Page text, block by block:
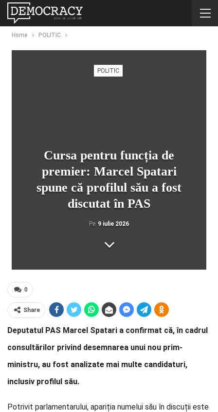
Home POLITIC
POLITIC
Cursa pentru funcția de
premier: Marcel Spatari
spune că profilul său a fost
discutat în PAS
Pe 9 iulie 2026
0
Share
Deputatul PAS Marcel Spatari a confirmat că, în cadrul
consultărilor privind desemnarea unui nou prim-
ministru, au fost analizate mai multe candidaturi,
inclusiv profilul său.
Potrivit parlamentarului, apariția numelui său în discuții este